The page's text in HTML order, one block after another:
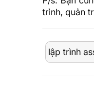
trình, quản
lập trình